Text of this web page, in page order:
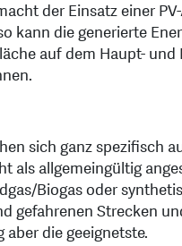
der Einsatz einer
kann die generierte
auf dem Haupt-
sich ganz spezifisch
als allgemeingültig
Biogas oder
gefahrenen Strecken
die geeignetste.